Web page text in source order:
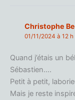
Christophe
01/11/2024 à 12 h
Quand j’étais un
Sébastien….
Petit à petit,
Mais je reste